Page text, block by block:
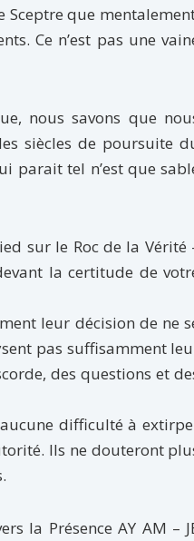
que
Ce n’est pas une
nous savons que
siècles de poursuite
parait tel n’est que
sur le Roc de la Vérité
la certitude de
leur décision de ne
pas suffisamment
des questions et
difficulté à
Ils ne douteront
la Présence AY AM –